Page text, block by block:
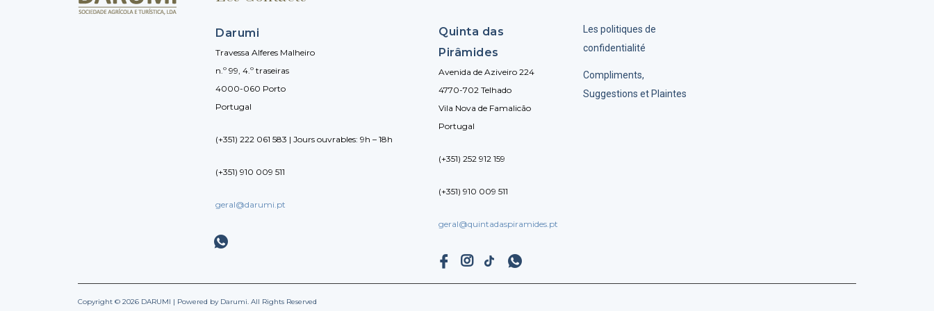
Darumi
Travessa Alferes Malheiro
n.º 99, 4.º traseiras
4000-060 Porto
Portugal
(+351) 222 061 583 | Jours ouvrables: 9h – 18h
(+351) 910 009 511
geral@darumi.pt
Quinta das
Pirâmides
Avenida de Aziveiro 224
4770-702 Telhado
Vila Nova de Famalicão
Portugal
(+351) 252 912 159
(+351) 910 009 511
geral@quintadaspiramides.pt
Les politiques de
confidentialité
Compliments,
Suggestions et Plaintes
Copyright © 2026 DARUMI | Powered by Darumi. All Rights Reserved